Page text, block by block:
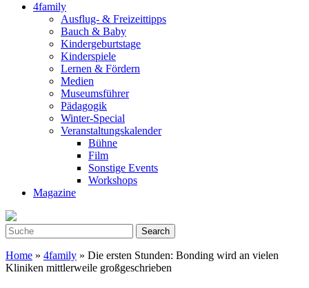
4family
Ausflug- & Freizeittipps
Bauch & Baby
Kindergeburtstage
Kinderspiele
Lernen & Fördern
Medien
Museumsführer
Pädagogik
Winter-Special
Veranstaltungskalender
Bühne
Film
Sonstige Events
Workshops
Magazine
Home » 4family » Die ersten Stunden: Bonding wird an vielen
Kliniken mittlerweile großgeschrieben